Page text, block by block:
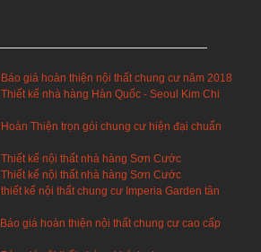
Báo giá hoàn thiện nội thất chung cư năm 2018
Thiết kế nhà hàng Hàn Quốc - Seoul Kim Chi
Hoàn Thiện trọn gói chung cư hiện đại chuẩn
Thiết kế nội thất nhà hàng Sơn Cước
Thiết kế nội thất nhà hàng Sơn Cước
thiết kế nội thất chung cư Imperia Garden tân
Báo giá hoàn thiện nội thất chung cư cao cấp